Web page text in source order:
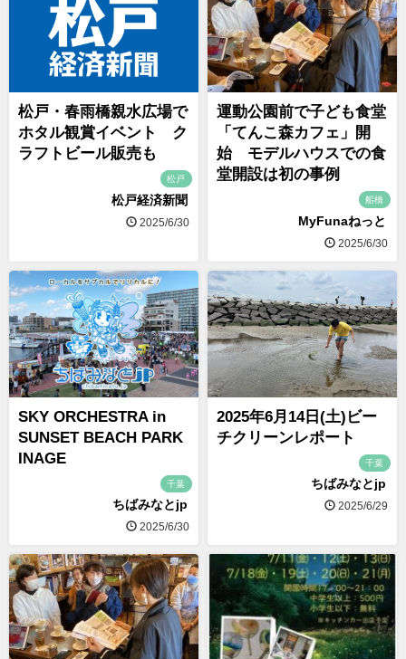
松戸・春雨橋親水広場で
ホタル観賞イベント ク
ラフトビール販売も
松戸
松戸経済新聞
2025/6/30
運動公園前で子ども食堂
「てんこ森カフェ」開
始 モデルハウスでの食
堂開設は初の事例
船橋
MyFunaねっと
2025/6/30
SKY ORCHESTRA in
SUNSET BEACH PARK
INAGE
千葉
ちばみなとjp
2025/6/30
2025年6月14日(土)ビー
チクリーンレポート
千葉
ちばみなとjp
2025/6/29